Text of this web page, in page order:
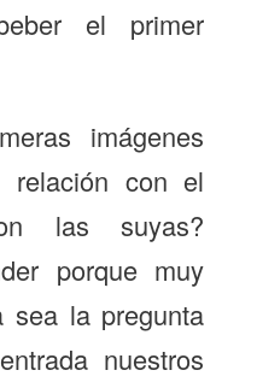
el primer
imágenes
con el
las suyas?
porque muy
sea la pregunta
nuestros